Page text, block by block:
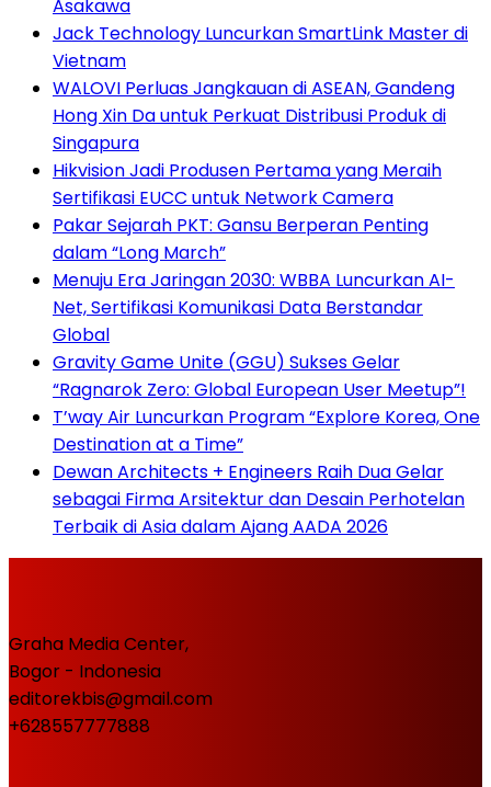
Asakawa
Jack Technology Luncurkan SmartLink Master di
Vietnam
WALOVI Perluas Jangkauan di ASEAN, Gandeng
Hong Xin Da untuk Perkuat Distribusi Produk di
Singapura
Hikvision Jadi Produsen Pertama yang Meraih
Sertifikasi EUCC untuk Network Camera
Pakar Sejarah PKT: Gansu Berperan Penting
dalam “Long March”
Menuju Era Jaringan 2030: WBBA Luncurkan AI-
Net, Sertifikasi Komunikasi Data Berstandar
Global
Gravity Game Unite (GGU) Sukses Gelar
“Ragnarok Zero: Global European User Meetup”!
T’way Air Luncurkan Program “Explore Korea, One
Destination at a Time”
Dewan Architects + Engineers Raih Dua Gelar
sebagai Firma Arsitektur dan Desain Perhotelan
Terbaik di Asia dalam Ajang AADA 2026
Graha Media Center,
Bogor - Indonesia
editorekbis@gmail.com
+628557777888